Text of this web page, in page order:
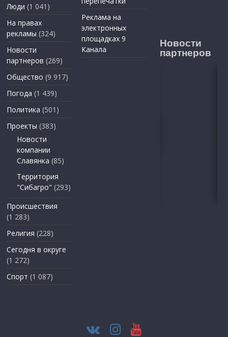
Люди (1 041)
На правах
рекламы (324)
Новости
партнеров (269)
Общество (9 917)
Погода (1 439)
Политика (501)
Проекты (383)
Новости
компании
Славянка (85)
Территория
"Сибагро" (293)
Происшествия
(1 283)
Религия (228)
Сегодня в округе
(1 272)
Спорт (1 087)
Реклама на
электронных
площадках 9
Канала
Новости
партнеров